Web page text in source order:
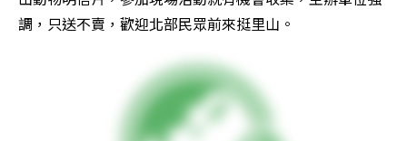
調，只送不賣，歡迎北部民眾前來挺里山。